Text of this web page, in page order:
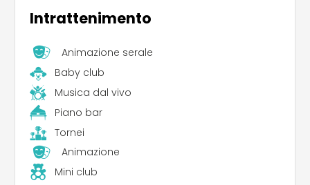
Intrattenimento
Animazione serale
Baby club
Musica dal vivo
Piano bar
Tornei
Animazione
Mini club